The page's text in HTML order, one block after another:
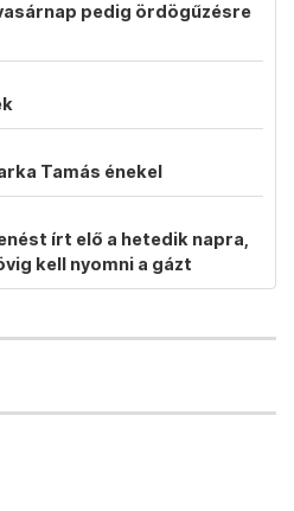
pedig ördögűzésre
Tamás énekel
írt elő a hetedik napra,
kell nyomni a gázt